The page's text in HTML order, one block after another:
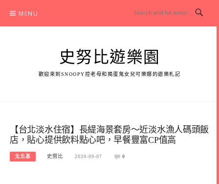
content
MENU
史努比遊樂園
歡迎來到SNOOPY控老母和搗蛋鬼女兒可樂娜的遊樂札記
【台北淡水住宿】長緹海景套房～近淡水漁人碼頭飯
店，貼心提供飲料點心吧，早餐豐富CP值高
北北基 史努比 2020-09-07 0